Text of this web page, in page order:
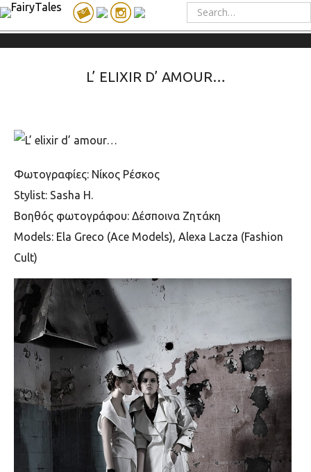
L’ ELIXIR D’ AMOUR…
Φωτογραφίες: Νίκος Ρέσκος
Stylist: Sasha H.
Βοηθός φωτογράφου: Δέσποινα Ζητάκη
Models: Ela Greco (Ace Models), Alexa Lacza (Fashion
Cult)